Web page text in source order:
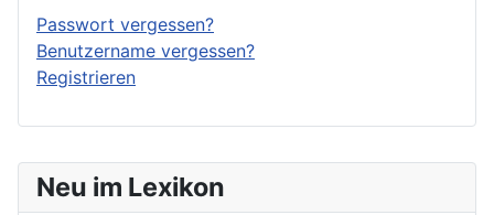
Neu im Lexikon
Passwort vergessen?
Benutzername vergessen?
Registrieren